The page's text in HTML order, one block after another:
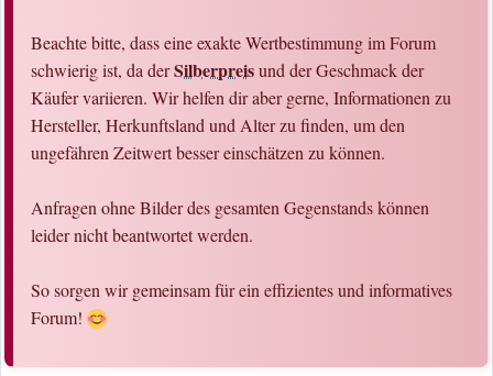
Beachte bitte, dass eine exakte Wertbestimmung im Forum
schwierig ist, da derSilberpreisund der Geschmack der
Käufer variieren. Wir helfen dir aber gerne, Informationen zu
Hersteller, Herkunftsland und Alter zu finden, um den
ungefähren Zeitwert besser einschätzen zu können.
Anfragen ohne Bilder des gesamten Gegenstands können
leider nicht beantwortet werden.
So sorgen wir gemeinsam für ein effizientes und informatives
Forum!